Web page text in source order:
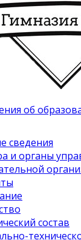
об
сведения
и органы
состав